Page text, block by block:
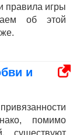
правила игры
об этой
и
помимо
существуют